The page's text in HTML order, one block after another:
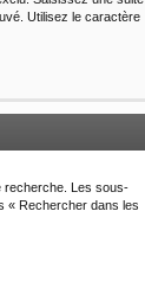
Utilisez le caractère
recherche. Les sous-
« Rechercher dans les